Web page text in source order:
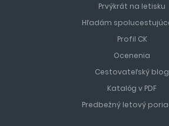
Prvýkrát na letisku
Hľadám
Profil CK
Ocenenia
Cestovateľský blog
Katalóg v PDF
Predbežný letový